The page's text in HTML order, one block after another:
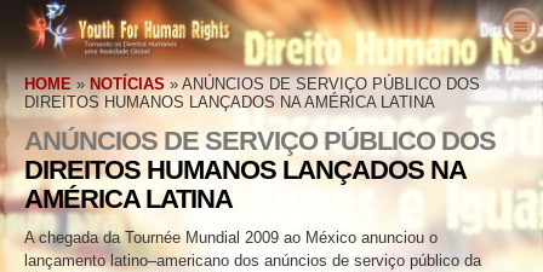
Sobre Nós
O que é a Youth for Human Rights?
O Nosso Propósito
História da Youth for Human Rights
Staff Executivo
Conselho Consultivo
O que são os Direitos Humanos
Direitos Humanos Definidos
Os Antecedentes dos Direitos Humanos
A Declaração Universal dos Direitos do
Homem
Professores
Bem–vindo
Detalhes do Pacote Educativo
Resultados de Professores
Entre em Ação
Envolva–se
Petição
Vozes pelos Direitos Humanos
Defensores dos Direitos Humanos
Notícias
HOME» NOTÍCIAS » ANÚNCIOS DE SERVIÇO PÚBLICO DOS
DIREITOS HUMANOS LANÇADOS NA AMÉRICA LATINA
ANÚNCIOS DE SERVIÇO PÚBLICO DOS
DIREITOS HUMANOS LANÇADOS NA
AMÉRICA LATINA
A chegada da Tournée Mundial 2009 ao México anunciou o
lançamento latino–americano dos anúncios de serviço público da